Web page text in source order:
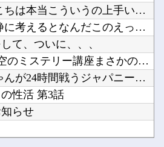
Powered by livedoor 相互RSS
【ホロライブ】 みこちは本当こういうの上手いなｗｗｗ
【にじ甲2026】 冷静に考えるとなんだこのえっっっな格好は...
て、ついに、、、
のミステリー講座まさかの…
【艦これ】 野埼ちゃんが24時間戦うジャパニーズビジネスマン...
性活 第3話
らせ